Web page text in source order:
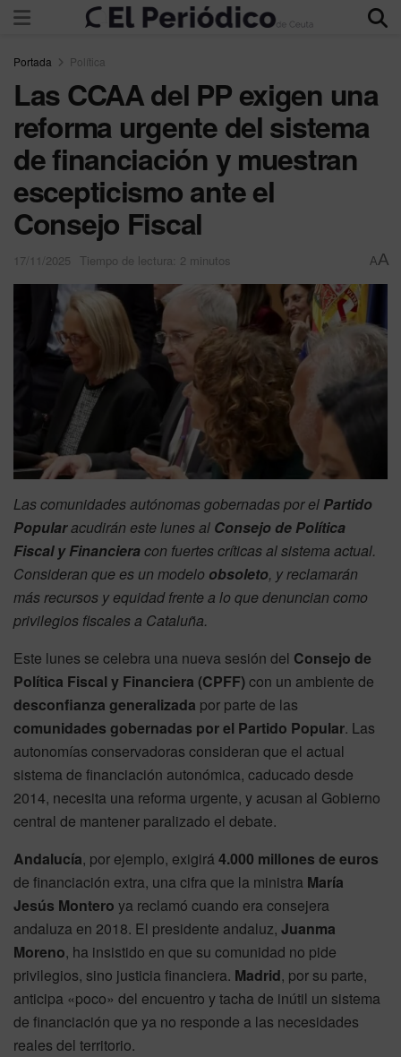
Portada Política
Las CCAA del PP exigen una
reforma urgente del sistema
de financiación y muestran
escepticismo ante el
Consejo Fiscal
17/11/2025 Tiempo de lectura: 2 minutos AA
Las comunidades autónomas gobernadas por el Partido
Popularacudirán este lunes al Consejo de Política
Fiscal y Financieracon fuertes críticas al sistema actual.
Consideran que es un modelo obsoleto, y reclamarán
más recursos y equidad frente a lo que denuncian como
privilegios fiscales a Cataluña.
Este lunes se celebra una nueva sesión del Consejo de
Política Fiscal y Financiera (CPFF)con un ambiente de
desconfianza generalizada por parte de las
comunidades gobernadas por el Partido Popular. Las
autonomías conservadoras consideran que el actual
sistema de financiación autonómica, caducado desde
2014, necesita una reforma urgente, y acusan al Gobierno
central de mantener paralizado el debate.
Andalucía, por ejemplo, exigirá4.000 millones de euros
de financiación extra, una cifra que la ministra María
Jesús Montero ya reclamó cuando era consejera
andaluza en 2018. El presidente andaluz, Juanma
Moreno, ha insistido en que su comunidad no pide
privilegios, sino justicia financiera. Madrid, por su parte,
anticipa «poco» del encuentro y tacha de inútil un sistema
de financiación que ya no responde a las necesidades
reales del territorio.